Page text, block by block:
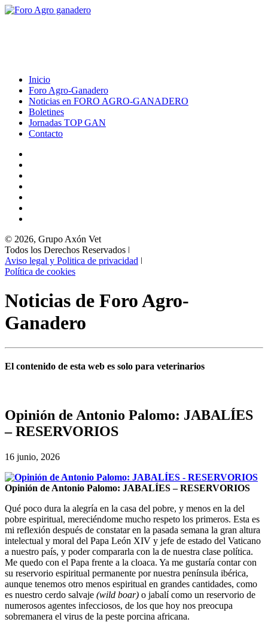
Inicio
Foro Agro-Ganadero
Noticias en FORO AGRO-GANADERO
Boletines
Jornadas TOP GAN
Contacto
© 2026, Grupo Axón Vet
Todos los Derechos Reservados ǀ
Aviso legal y Politica de privacidad ǀ
Política de cookies
Noticias de Foro Agro-
Ganadero
El contenido de esta web es solo para veterinarios
Opinión de Antonio Palomo: JABALÍES
– RESERVORIOS
16 junio, 2026
Opinión de Antonio Palomo: JABALÍES – RESERVORIOS
Qué poco dura la alegría en la casa del pobre, y menos en la del
pobre espiritual, mereciéndome mucho respeto los primeros. Esta es
mi reflexión después de constatar en la pasada semana la gran altura
intelectual y moral del Papa León XIV y jefe de estado del Vaticano
a nuestro país, y poder compararla con la de nuestra clase política.
Me quedo con el Papa frente a la cloaca. Ya me gustaría contar con
su reservorio espiritual permanente por nuestra península ibérica,
aunque tenemos otro menos espiritual en grandes cantidades, como
es nuestro cerdo salvaje (wild boar) o jabalí como un reservorio de
numerosos agentes infecciosos, de los que hoy nos preocupa
sobremanera el virus de la peste porcina africana.